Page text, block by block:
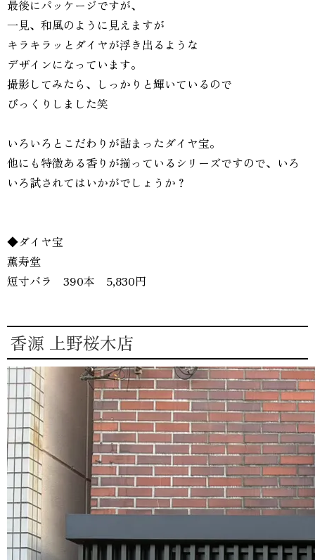
最後にパッケージですが、
一見、和風のように見えますが
キラキラッとダイヤが浮き出るような
デザインになっています。
撮影してみたら、しっかりと輝いているので
びっくりしました笑
いろいろとこだわりが詰まったダイヤ宝。
他にも特徴ある香りが揃っているシリーズですので、いろ
いろ試されてはいかがでしょうか？
◆ダイヤ宝
薫寿堂
短寸バラ 390本 5,830円
香源 上野桜木店